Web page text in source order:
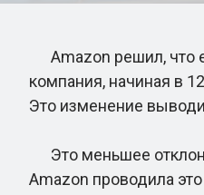
Amazon решил, что
компания, начиная в
Это изменение
Это меньшее
Amazon проводила